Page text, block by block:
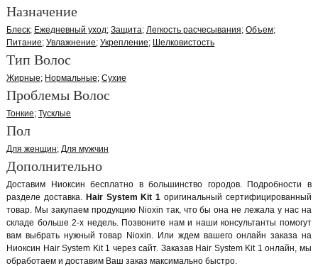
Назначение
Блеск Ежедневный уход Защита Легкость расчесывания Объем
Питание Увлажнение Укрепление Шелковистость
Тип Волос
Жирные Нормальные Сухие
Проблемы Волос
Тонкие Тусклые
Пол
Для женщин Для мужчин
Дополнительно
Доставим Ниоксин бесплатно в большинство городов. Подробности в
разделе доставка. Hair System Kit 1 оригинальный сертифицированный
товар. Мы закупаем продукцию Nioxin так, что бы она не лежала у нас на
складе больше 2-х недель. Позвоните нам и наши консультанты помогут
вам выбрать нужный товар Nioxin. Или ждем вашего онлайн заказа на
Ниоксин Hair System Kit 1 через сайт. Заказав Hair System Kit 1 онлайн, мы
обработаем и доставим Ваш заказ максимально быстро.